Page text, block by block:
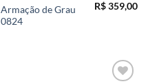
Armação de Grau
0824
R$359,00